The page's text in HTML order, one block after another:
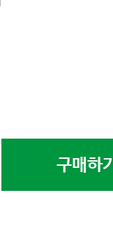
구매하기